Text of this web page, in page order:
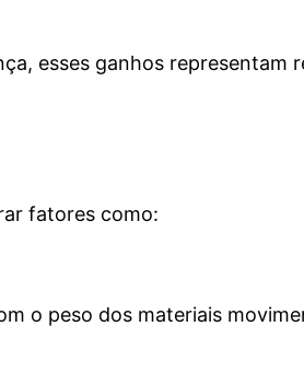
esses ganhos representam
fatores como:
o peso dos materiais